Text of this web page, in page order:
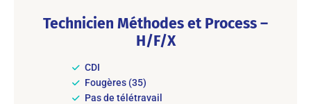
Technicien Méthodes et Process –
H/F/X
CDI
Fougères (35)
Pas de télétravail